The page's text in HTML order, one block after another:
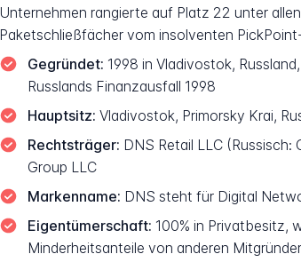
Unternehmen rangierte auf Platz 22 unter
Paketschließfächer vom insolventen
Gegründet: 1998 in Vladivostok,
Russlands Finanzausfall 1998
Hauptsitz: Vladivostok, Primorsky Krai,
Rechtsträger: DNS Retail LLC
Group LLC
Markenname: DNS steht für Digital
Eigentümerschaft: 100% in Privatbesitz,
Minderheitsanteile von anderen